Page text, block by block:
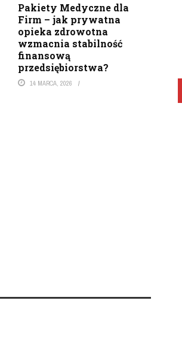
Pakiety Medyczne dla
Firm – jak prywatna
opieka zdrowotna
wzmacnia stabilność
finansową
przedsiębiorstwa?
14 MARCA, 2026